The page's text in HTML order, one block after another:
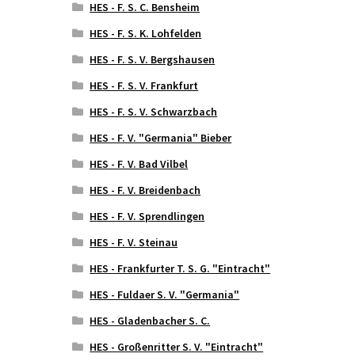
HES - F. S. C. Bensheim
HES - F. S. K. Lohfelden
HES - F. S. V. Bergshausen
HES - F. S. V. Frankfurt
HES - F. S. V. Schwarzbach
HES - F. V. "Germania" Bieber
HES - F. V. Bad Vilbel
HES - F. V. Breidenbach
HES - F. V. Sprendlingen
HES - F. V. Steinau
HES - Frankfurter T. S. G. "Eintracht"
HES - Fuldaer S. V. "Germania"
HES - Gladenbacher S. C.
HES - Großenritter S. V. "Eintracht"